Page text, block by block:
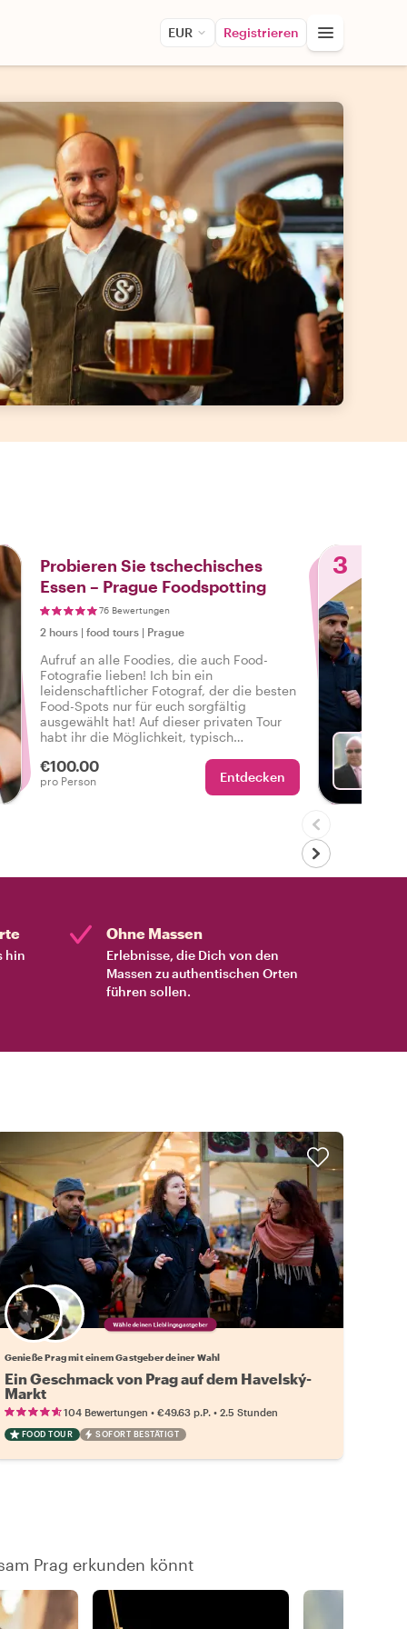
EUR Registrieren
Probieren Sie tschechisches
Essen – Prague Foodspotting
76 Bewertungen
2 hours | food tours | Prague
Aufruf an alle Foodies, die auch Food-
Fotografie lieben! Ich bin ein
leidenschaftlicher Fotograf, der die besten
Food-Spots nur für euch sorgfältig
ausgewählt hat! Auf dieser privaten Tour
habt ihr die Möglichkeit, typisch
über die tschechische Küche und
Geschichte zu erfahren und dabei coole
€100.00
pro Person Entdecken
3
hin
Ohne Massen
Erlebnisse, die Dich von den
Massen zu authentischen Orten
führen sollen.
Wähle deinen Lieblingsgastgeber
Genieße Prag mit einem Gastgeber deiner Wahl
Ein Geschmack von Prag auf dem Havelský-
Markt
104 Bewertungen • €49.63 p.P. • 2.5 Stunden
FOOD TOUR SOFORT BESTÄTIGT
Prag erkunden könnt